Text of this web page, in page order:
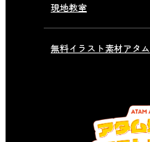
現地教室
無料イラスト素材アタム